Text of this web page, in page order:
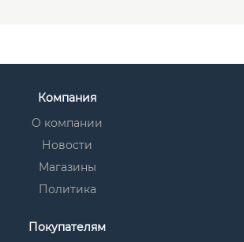
Компания
О компании
Новости
Магазины
Политика
Покупателям